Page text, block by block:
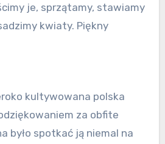
je, sprzątamy, stawiamy
kwiaty. Piękny
kultywowana polska
za obfite
było spotkać ją niemal na